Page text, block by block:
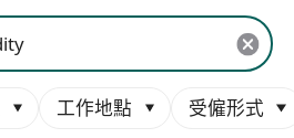
工作地點 受僱形式